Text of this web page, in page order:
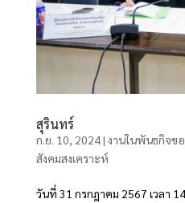
สุรินทร์
ก.ย. 10, 2024| งานในพันธกิจข
สังคมสงเคราะห์
วันที่ 31 กรกฎาคม 2567 เวลา